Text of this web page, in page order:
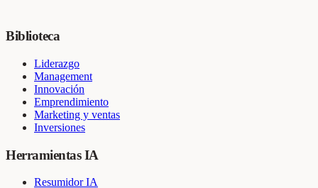
Biblioteca
Liderazgo
Management
Innovación
Emprendimiento
Marketing y ventas
Inversiones
Herramientas IA
Resumidor IA